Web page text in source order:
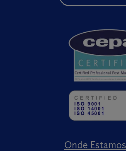
Onde Estamos